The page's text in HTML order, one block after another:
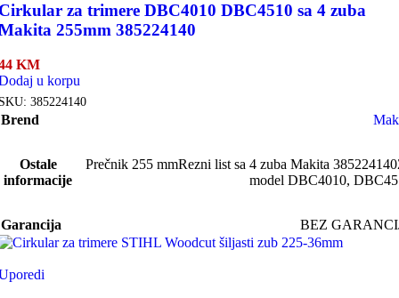
za trimere DBC4010 DBC4510 sa 4 zuba
255mm 385224140
KM
u korpu
385224140
Brend
Ostale
informacije
Prečnik 255 mmRezni list sa 4 zuba Makita 385224140
model DBC4010,
Garancija BEZ